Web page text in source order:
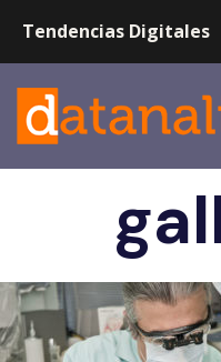
Tendencias Digitales